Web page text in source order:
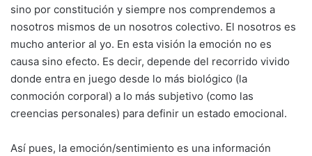
sino por constitución y siempre nos comprendemos a
nosotros mismos de un nosotros colectivo. El nosotros es
mucho anterior al yo. En esta visión la emoción no es
causa sino efecto. Es decir, depende del recorrido vivido
donde entra en juego desde lo más biológico (la
conmoción corporal) a lo más subjetivo (como las
creencias personales) para definir un estado emocional.
Así pues, la emoción/sentimiento es una información